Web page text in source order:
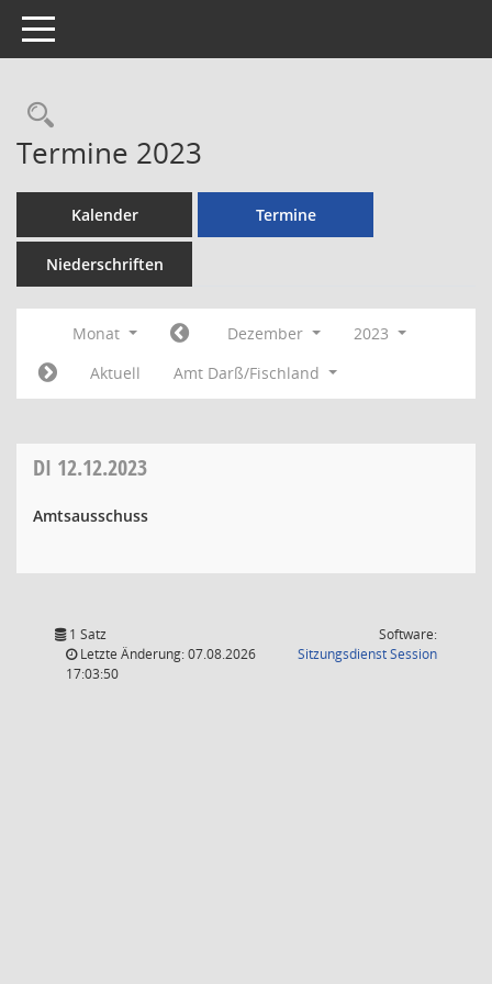
Toggle navigation
Rechercheauswahl
Termine 2023
Kalender Termine
Niederschriften
Monat Dezember
2023
Aktuell
Amt Darß/Fischland
DI 12.12.2023
Amtsausschuss
1 Satz
Letzte Änderung: 07.08.2026
17:03:50
Software:
SitzungsdienstSession(Wird in